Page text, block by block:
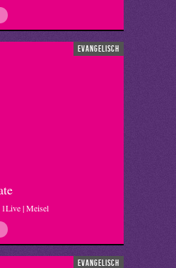
evangelisch
| Meisel
evangelisch